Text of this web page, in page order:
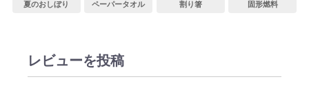
夏のおしぼり ペーパータオル 割り箸 固形燃料
レビューを投稿